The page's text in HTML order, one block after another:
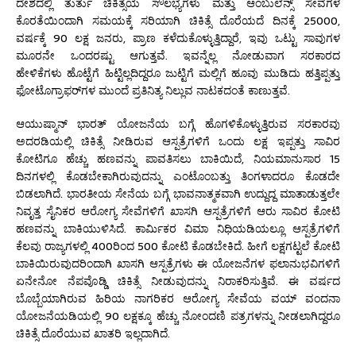
ಕೊರತೆಯಿಂದಾಗಿ ಸಮಯಕ್ಕೆ ಸರಿಯಾಗಿ ಚಿಕಿತ್ಸೆ ದೊರೆಯದೆ ದಿನಕ್ಕೆ 25000,
ವರ್ಷಕ್ಕೆ 90 ಲಕ್ಷ ಜನರು, ಪ್ರಾಣ ಕಳೆದುಕೊಳ್ಳುತ್ತಿದ್ದಾರೆ, ಇವು ಒಟ್ಟು ಸಾವುಗಳ
ಮೂರನೇ ಒಂದರಷ್ಟು ಆಗುತ್ತವೆ. ಇವನ್ನೆಲ್ಲ ನೋಡುವಾಗ ಸರಕಾರದ
ಹೇಳಿಕೆಗಳು ಹೊಟ್ಟೆಗೆ ಹಿಟ್ಟಿಲ್ಲದಿದ್ದರೂ ಜುಟ್ಟಿಗೆ ಮಲ್ಲಿಗೆ ಹೂವು ಮುಡಿದು ಹತ್ತಿಪ್ಪತ್ತು
ಫೋಟೊಗ್ರಾಫರ್‌ಗಳ ಮುಂದೆ ಪ್ರತಿನಿತ್ಯ ನಿಲ್ಲುವ ನಾಟಕದಂತೆ ಕಾಣುತ್ತವೆ.
ಆಯುಷ್ಮಾನ್ ಭಾರತ್ ಯೋಜನೆಯ ಬಗ್ಗೆ ಹೊಗಳಿಕೊಳ್ಳುತ್ತಿರುವ ಸರಕಾರವು
ಅದರಡಿಯಲ್ಲಿ ಚಿಕಿತ್ಸೆ ನೀಡಿರುವ ಆಸ್ಪತ್ರೆಗಳಿಗೆ ಒಂದು ಲಕ್ಷ ಇಪ್ಪತ್ತು ಸಾವಿರ
ಕೋಟಿಗೂ ಹೆಚ್ಚು ಹಣವನ್ನು ಪಾವತಿಸಲು ಬಾಕಿಯಿದೆ, ನಿಯಮಾನುಸಾರ 15
ದಿನಗಳಲ್ಲಿ ಕೊಡಬೇಕಾಗಿರುವುದನ್ನು ಎಂಟೊಂಬತ್ತು ತಿಂಗಳಾದರೂ ಕೊಡದೇ
ಬಿಡಲಾಗಿದೆ. ಭಾರತೀಯ ಸೇನೆಯ ಬಗ್ಗೆ ಭಾವನಾತ್ಮಕವಾಗಿ ಉದ್ದುದ್ದ ಮಾತಾಡುತ್ತಲೇ
ನಿವೃತ್ತ ಸೈನಿಕರ ಆರೋಗ್ಯ ಸೇವೆಗಳಿಗೆ ಖಾಸಗಿ ಆಸ್ಪತ್ರೆಗಳಿಗೆ ಆರು ಸಾವಿರ ಕೋಟಿ
ಹಣವನ್ನು ಬಾಕಿಯುಳಿಸಿದೆ. ಕಾರ್ಮಿಕರ ವಿಮಾ ನಿಧಿಯಡಿಯಲ್ಲೂ ಆಸ್ಪತ್ರೆಗಳಿಗೆ
ಕೆಲವು ರಾಜ್ಯಗಳಲ್ಲಿ 400ರಿಂದ 500 ಕೋಟಿ ಕೊಡಬೇಕಿದೆ. ಹೀಗೆ ಲಕ್ಷಗಟ್ಟಲೆ ಕೋಟಿ
ಬಾಕಿಯಿರುವುದರಿಂದಾಗಿ ಖಾಸಗಿ ಆಸ್ಪತ್ರೆಗಳು ಈ ಯೋಜನೆಗಳ ಫಲಾನುಭವಿಗಳಿಗೆ
ಏನೇನೋ ನೆಪವೊಡ್ಡಿ ಚಿಕಿತ್ಸೆ ನೀಡುವುದನ್ನು ನಿರಾಕರಿಸುತ್ತಿವೆ. ಈ ವರ್ಷದ
ಬೊಬ್ಬೆಯಾಗಿರುವ ಹಿರಿಯ ನಾಗರಿಕರ ಆರೋಗ್ಯ ಸೇವೆಯ ವಯ್ ವಂದನಾ
ಯೋಜನೆಯಡಿಯಲ್ಲಿ 90 ಲಕ್ಷಕ್ಕೂ ಹೆಚ್ಚು ನೋಂದಣಿ ಪತ್ರಗಳನ್ನು ನೀಡಲಾಗಿದ್ದರೂ
ಚಿಕಿತ್ಸೆ ದೊರೆಯುವ ಖಾತರಿ ಇಲ್ಲದಾಗಿದೆ.